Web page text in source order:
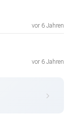
vor 6 Jahren
vor 6 Jahren